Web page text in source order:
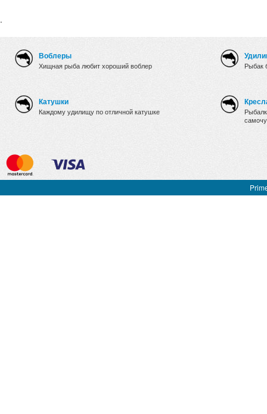
.
Воблеры
Хищная рыба любит хороший воблер
Катушки
Каждому удилищу по отличной катушке
Рыбак